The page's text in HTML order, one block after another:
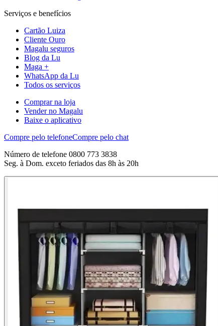
Serviços e benefícios
Cartão Luiza
Cliente Ouro
Magalu seguros
Blog da Lu
Maga +
WhatsApp da Lu
Todos os serviços
Comprar na loja
Vender no Magalu
Baixe o aplicativo
Compre pelo telefoneCompre pelo chat
Número de telefone 0800 773 3838
Seg. à Dom. exceto feriados das 8h às 20h